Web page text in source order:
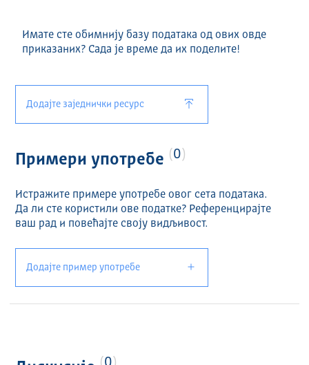
Имате сте обимнију базу података од ових овде
приказаних? Сада је време да их поделите!
Додајте заједнички ресурс
Примери употребе 0
Истражите примере употребе овог сета података.
Да ли сте користили ове податке? Референцирајте
ваш рад и повећајте своју видљивост.
Додајте пример употребе